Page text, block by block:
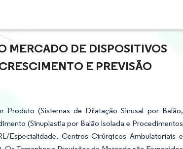
MERCADO DE DISPOSITIVOS
E PREVISÃO
(Sistemas de Dilatação Sinusal por Balão,
(Sinuplastia por Balão Isolada e Procedimentos
Especialidade, Centros Cirúrgicos Ambulatoriais e